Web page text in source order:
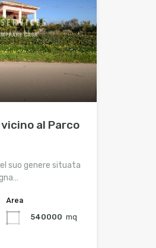
al Parco
suo genere situata
Area
540000 mq